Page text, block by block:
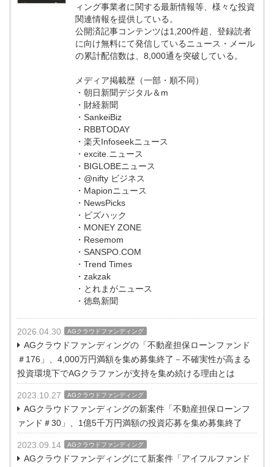
ィング事業者に関する最新情報等、様々な投資
関連情報を提供している。
公開済記事コンテンツは1,200件超、登録読者
に向け無料にて発信しているニュース・メール
の累計配信数は、8,000通を突破している。
メディア掲載歴（一部・順不同）
・朝日新聞デジタル＆m
・財経新聞
・SankeiBiz
・RBBTODAY
・楽天Infoseekニュース
・excite.ニュース
・BIGLOBEニュース
・@nifty ビジネス
・Mapionニュース
・NewsPicks
・ビズハック
・MONEY ZONE
・Resemom
・SANSPO.COM
・Trend Times
・zakzak
・とれまがニュース
・徳島新聞
2026.04.30 AGクラウドファンディング
AGクラウドファンディングの「不動産担保ローンファンド
＃176」、4,000万円満額を集め募集終了－不確実性が高まる
投資環境下でAGクラファンが支持を集め続ける理由とは
2023.10.27 AGクラウドファンディング
AGクラウドファンディングの新案件「不動産担保ローンフ
ァンド＃30」、1億5千万円満額の投資応募を集め募集終了
2023.09.14 AGクラウドファンディング
AGクラウドファンディングにて新案件「アイフルファンド